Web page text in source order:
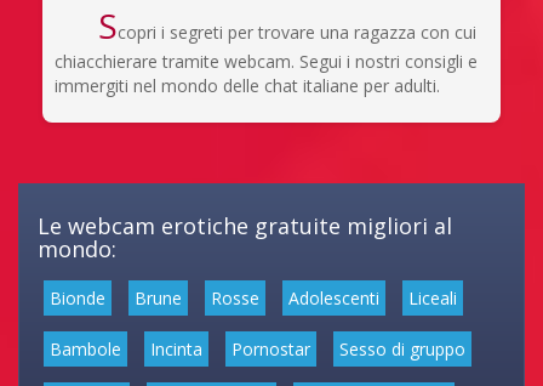
Scopri i segreti per trovare una ragazza con cui
chiacchierare tramite webcam. Segui i nostri consigli e
immergiti nel mondo delle chat italiane per adulti.
Le webcam erotiche gratuite migliori al
mondo:
Bionde Brune Rosse Adolescenti Liceali
Bambole Incinta Pornostar Sesso di gruppo